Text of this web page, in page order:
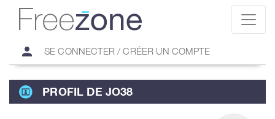
person SE CONNECTER / CRÉER UN COMPTE
PROFIL DE JO38